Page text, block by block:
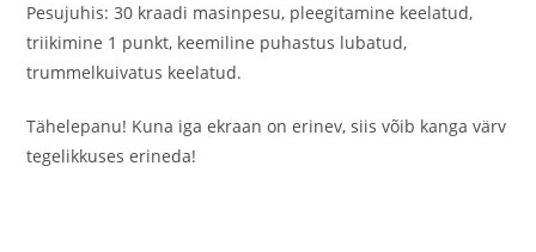
Pesujuhis: 30 kraadi masinpesu, pleegitamine keelatud,
triikimine 1 punkt, keemiline puhastus lubatud,
trummelkuivatus keelatud.
Tähelepanu! Kuna iga ekraan on erinev, siis võib kanga värv
tegelikkuses erineda!